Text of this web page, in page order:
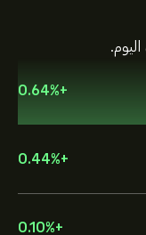
+
0.64%
+
0.44%
+
0.10%